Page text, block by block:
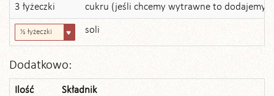
3 łyżeczki cukru (jeśli chcemy wytrawne to dodajemy 1
½ łyżeczki soli
Dodatkowo:
Ilość Składnik